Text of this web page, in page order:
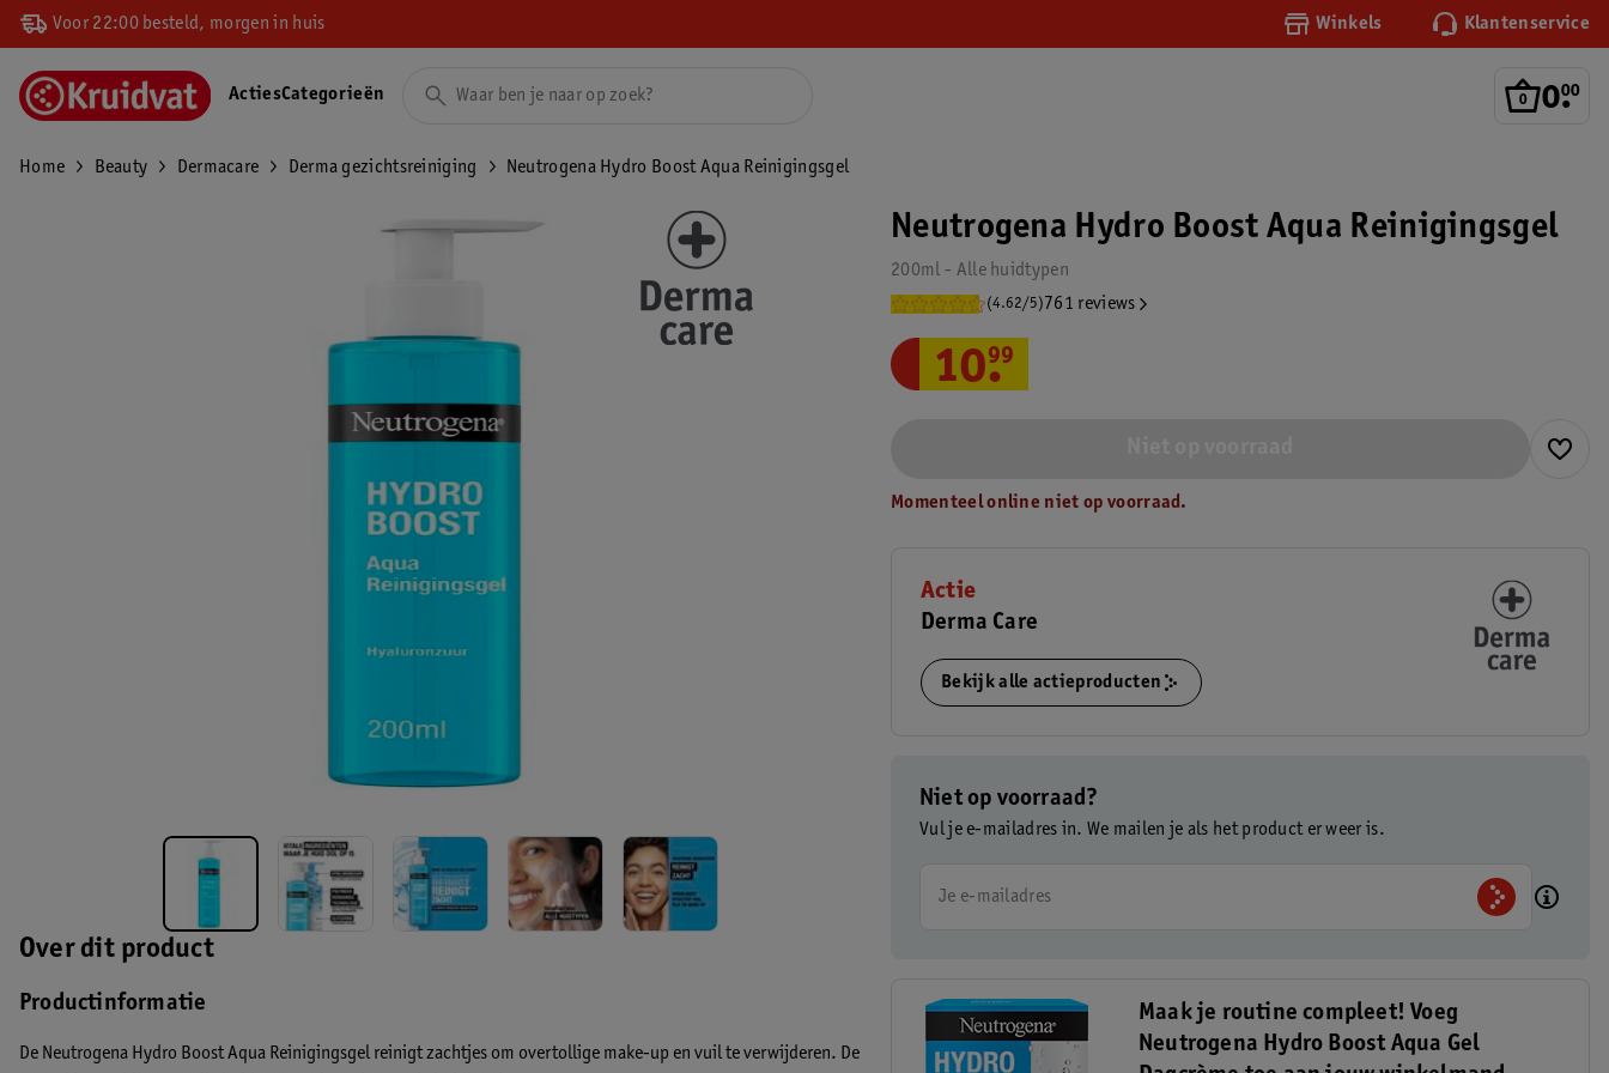
Voor 22:00 besteld, morgen in huis Winkels Klantenservice
0.
00
ActiesCategorieën
Home Beauty Dermacare Derma gezichtsreiniging Neutrogena Hydro Boost Aqua Reinigingsgel
Over dit product
Productinformatie
De Neutrogena Hydro Boost Aqua Reinigingsgel reinigt zachtjes om overtollige make-up en vuil te verwijderen. De
Neutrogena Hydro Boost Aqua Reinigingsgel
200ml - Alle huidtypen
(4.62/5) 761 reviews
10.
99
Momenteel online niet op voorraad.
Actie
Derma Care
Bekijk alle actieproducten
Niet op voorraad?
Vul je e-mailadres in. We mailen je als het product er weer is.
Je e-mailadres
Maak je routine compleet! Voeg
Neutrogena Hydro Boost Aqua Gel